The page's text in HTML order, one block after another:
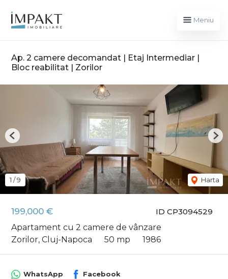
Meniu
Ap. 2 camere decomandat | Etaj Intermediar |
Bloc reabilitat | Zorilor
ID CP3094529
199,000 €
Apartament cu 2 camere de vânzare
Zorilor, Cluj-Napoca
50 mp 1986
1 /9 Harta
Previous
WhatsApp Facebook